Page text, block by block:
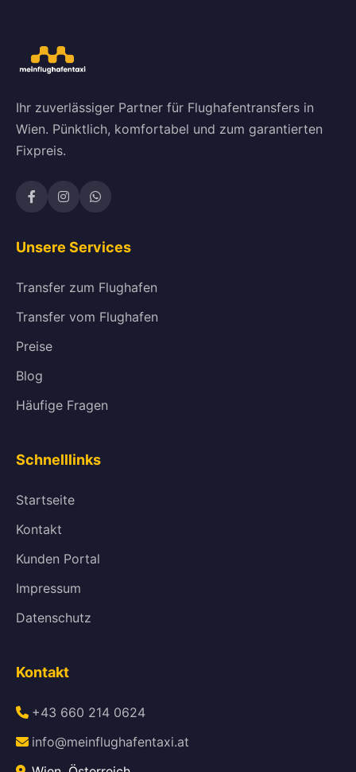
Ihr zuverlässiger Partner für Flughafentransfers in
Wien. Pünktlich, komfortabel und zum garantierten
Fixpreis.
Unsere Services
Transfer zum Flughafen
Transfer vom Flughafen
Preise
Blog
Häufige Fragen
Schnelllinks
Startseite
Kontakt
Kunden Portal
Impressum
Datenschutz
Kontakt
+43 660 214 0624
info@meinflughafentaxi.at